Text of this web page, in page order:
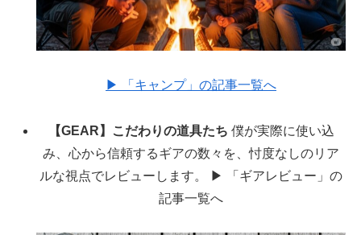
▶︎ 「キャンプ」の記事一覧へ
【GEAR】こだわりの道具たち 僕が実際に使い込
み、心から信頼するギアの数々を、忖度なしのリア
ルな視点でレビューします。
▶︎ 「ギアレビュー」の
記事一覧へ